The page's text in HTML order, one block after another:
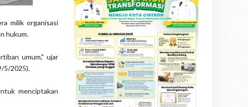
milik organisasi
hukum.
umum," ujar
5/2025).
menciptakan